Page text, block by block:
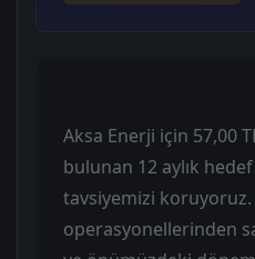
Aksa Enerji için 57,00
bulunan 12 aylık hedef
tavsiyemizi koruyoruz.
operasyonellerinden